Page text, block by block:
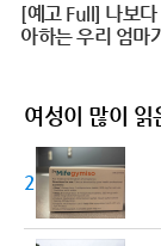
[예고 Full] 나보
아하는 우리 엄마
여성이 많이 읽
20대 ↓